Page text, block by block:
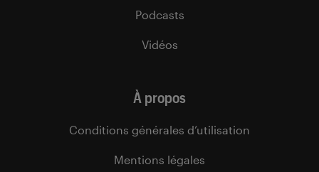
Podcasts
Vidéos
À propos
Conditions générales d’utilisation
Mentions légales